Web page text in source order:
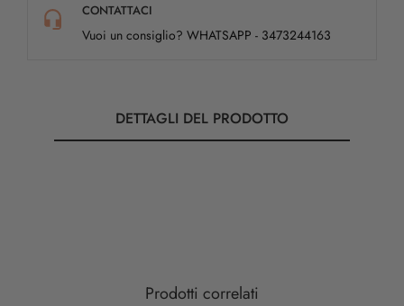
CONTATTACI
Vuoi un consiglio? WHATSAPP - 3473244163
DETTAGLI DEL PRODOTTO
Prodotti correlati